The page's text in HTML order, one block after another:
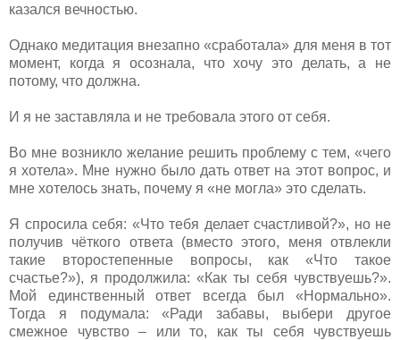
казался вечностью.
Однако медитация внезапно «сработала» для меня в тот
момент, когда я осознала, что хочу это делать, а не
потому, что должна.
И я не заставляла и не требовала этого от себя.
Во мне возникло желание решить проблему с тем, «чего
я хотела». Мне нужно было дать ответ на этот вопрос, и
мне хотелось знать, почему я «не могла» это сделать.
Я спросила себя: «Что тебя делает счастливой?», но не
получив чёткого ответа (вместо этого, меня отвлекли
такие второстепенные вопросы, как «Что такое
счастье?»), я продолжила: «Как ты себя чувствуешь?».
Мой единственный ответ всегда был «Нормально».
Тогда я подумала: «Ради забавы, выбери другое
смежное чувство – или то, как ты себя чувствуешь